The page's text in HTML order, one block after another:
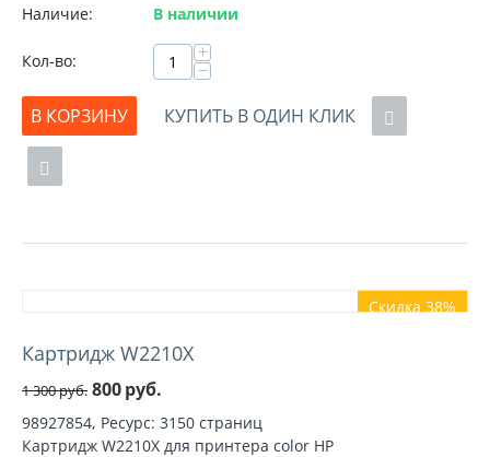
Наличие:
В наличии
Кол-во: +
−
В КОРЗИНУ
КУПИТЬ В ОДИН КЛИК
Скидка 38%
Картридж W2210X
1 300руб. 800руб.
98927854, Ресурс: 3150 страниц
Картридж W2210X для принтера color HP